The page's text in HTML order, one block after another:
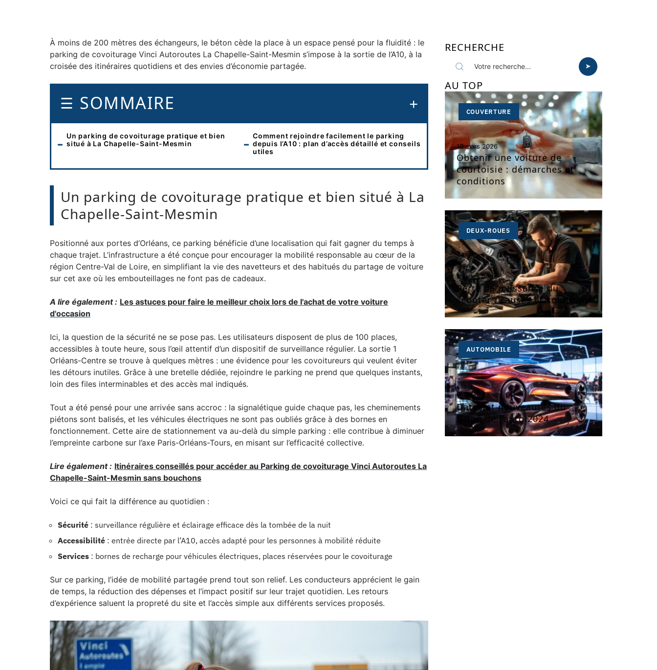
À moins de 200 mètres des échangeurs, le béton cède la place à un espace pensé pour la fluidité : le
parking de covoiturage Vinci Autoroutes La Chapelle-Saint-Mesmin s’impose à la sortie de l’A10, à la
croisée des itinéraires quotidiens et des envies d’économie partagée.
SOMMAIRE
Un parking de covoiturage pratique et bien
situé à La Chapelle-Saint-Mesmin
Comment rejoindre facilement le parking
depuis l’A10 : plan d’accès détaillé et conseils
utiles
Un parking de covoiturage pratique et bien situé à La
Chapelle-Saint-Mesmin
Positionné aux portes d’Orléans, ce parking bénéficie d’une localisation qui fait gagner du temps à
chaque trajet. L’infrastructure a été conçue pour encourager la mobilité responsable au cœur de la
région Centre-Val de Loire, en simplifiant la vie des navetteurs et des habitués du partage de voiture
sur cet axe où les embouteillages ne font pas de cadeaux.
A lire également : Les astuces pour faire le meilleur choix lors de l'achat de votre voiture
d'occasion
Ici, la question de la sécurité ne se pose pas. Les utilisateurs disposent de plus de 100 places,
accessibles à toute heure, sous l’œil attentif d’un dispositif de surveillance régulier. La sortie 1
Orléans-Centre se trouve à quelques mètres : une évidence pour les covoitureurs qui veulent éviter
les détours inutiles. Grâce à une bretelle dédiée, rejoindre le parking ne prend que quelques instants,
loin des files interminables et des accès mal indiqués.
Tout a été pensé pour une arrivée sans accroc : la signalétique guide chaque pas, les cheminements
piétons sont balisés, et les véhicules électriques ne sont pas oubliés grâce à des bornes en
fonctionnement. Cette aire de stationnement va au-delà du simple parking : elle contribue à diminuer
l’empreinte carbone sur l’axe Paris-Orléans-Tours, en misant sur l’efficacité collective.
Lire également : Itinéraires conseillés pour accéder au Parking de covoiturage Vinci Autoroutes La
Chapelle-Saint-Mesmin sans bouchons
Voici ce qui fait la différence au quotidien :
Sécurité : surveillance régulière et éclairage efficace dès la tombée de la nuit
Accessibilité : entrée directe par l’A10, accès adapté pour les personnes à mobilité réduite
Services : bornes de recharge pour véhicules électriques, places réservées pour le covoiturage
Sur ce parking, l’idée de mobilité partagée prend tout son relief. Les conducteurs apprécient le gain
de temps, la réduction des dépenses et l’impact positif sur leur trajet quotidien. Les retours
d’expérience saluent la propreté du site et l’accès simple aux différents services proposés.
RECHERCHE
AU TOP
COUVERTURE
10 mars 2026
Obtenir une voiture de
courtoisie : démarches et
conditions
DEUX-ROUES
10 mars 2026
Perte de puissance du
scooter : causes et solutions
AUTOMOBILE
10 mars 2026
Dates et nouveautés du
Salon de l’auto 2024